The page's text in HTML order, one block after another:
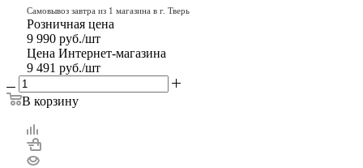
Самовывоз завтра из 1 магазина в г. Тверь
Розничная цена
9 990 руб./шт
Цена Интернет-магазина
9 491 руб./шт
В корзину